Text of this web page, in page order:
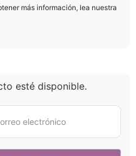
más información, lea nuestra
esté disponible.